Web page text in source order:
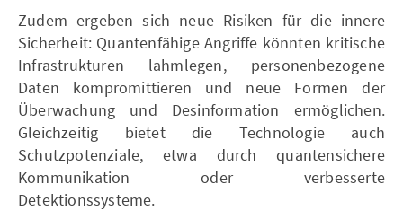
Zudem ergeben sich neue Risiken für die innere
Sicherheit: Quantenfähige Angriffe könnten kritische
Infrastrukturen lahmlegen, personenbezogene
Daten kompromittieren und neue Formen der
Überwachung und Desinformation ermöglichen.
Gleichzeitig bietet die Technologie auch
Schutzpotenziale, etwa durch quantensichere
Kommunikation oder verbesserte
Detektionssysteme.